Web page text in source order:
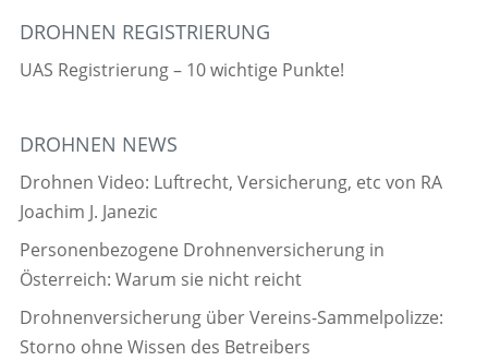
DROHNEN REGISTRIERUNG
UAS Registrierung – 10 wichtige Punkte!
DROHNEN NEWS
Drohnen Video: Luftrecht, Versicherung, etc von RA
Joachim J. Janezic
Personenbezogene Drohnenversicherung in
Österreich: Warum sie nicht reicht
Drohnenversicherung über Vereins-Sammelpolizze:
Storno ohne Wissen des Betreibers